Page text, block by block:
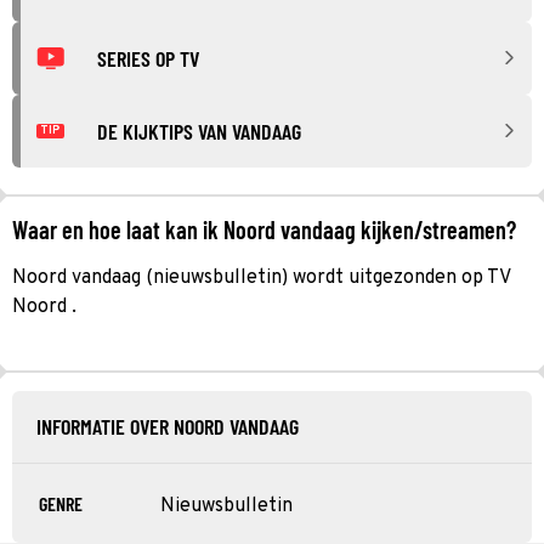
SERIES OP TV
TIP DE KIJKTIPS VAN VANDAAG
Waar en hoe laat kan ik Noord vandaag kijken/streamen?
Noord vandaag (nieuwsbulletin) wordt uitgezonden op TV
Noord .
INFORMATIE OVER NOORD VANDAAG
GENRE Nieuwsbulletin